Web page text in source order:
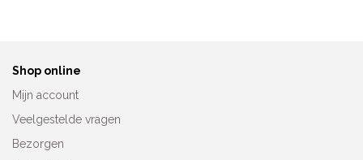
Shop online
Mijn account
Veelgestelde vragen
Bezorgen